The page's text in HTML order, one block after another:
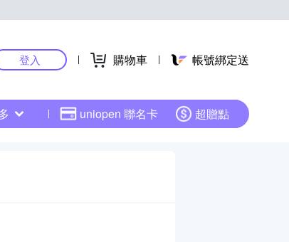
登入 購物車 帳號綁定送
uniopen 聯名卡 超贈點